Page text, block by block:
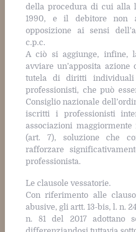
della procedura di cui alla
1990, e il debitore non
opposizione ai sensi
c.p.c.
A ciò si aggiunge, infine,
avviare un’apposita
tutela di diritti individuali
professionisti, che può
Consiglio nazionale
iscritti i professionisti
associazioni maggiormente
(art. 7), soluzione che
rafforzare
professionista.
Le clausole vessatorie.
Con riferimento alle
abusive, gli artt. 13-bis, l. n.
n. 81 del 2017 adottano